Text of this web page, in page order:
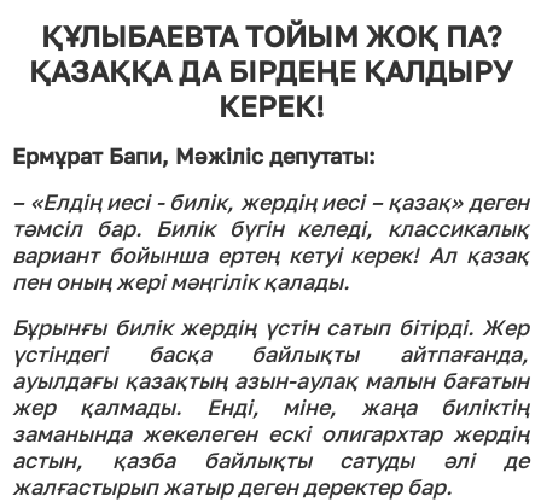
ҚҰЛЫБАЕВТА ТОЙЫМ ЖОҚ ПА?
ҚАЗАҚҚА ДА БІРДЕҢЕ ҚАЛДЫРУ
КЕРЕК!
Ермұрат Бапи, Мәжіліс депутаты:
– «Елдің иесі - билік, жердің иесі – қазақ» деген
тәмсіл бар. Билік бүгін келеді, классикалық
вариант бойынша ертең кетуі керек! Ал қазақ
пен оның жері мәңгілік қалады.
Бұрынғы билік жердің үстін сатып бітірді. Жер
үстіндегі басқа байлықты айтпағанда,
ауылдағы қазақтың азын-аулақ малын бағатын
жер қалмады. Енді, міне, жаңа биліктің
заманында жекелеген ескі олигархтар жердің
астын, қазба байлықты сатуды әлі де
жалғастырып жатыр деген деректер бар.